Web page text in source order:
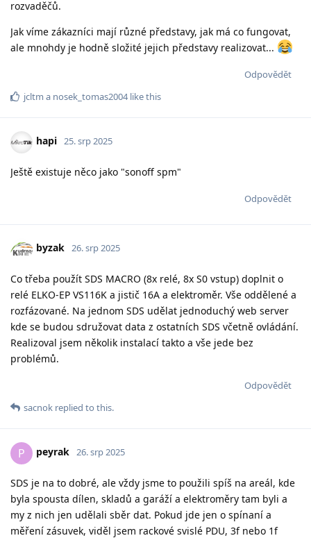
rozvaděčů.
Jak víme zákazníci mají různé představy, jak má co fungovat,
ale mnohdy je hodně složité jejich představy realizovat...
Odpovědět
jcltm a nosek_tomas2004like this
hapi 25. srp 2025
Ještě existuje něco jako "sonoff spm"
Odpovědět
byzak 26. srp 2025
Co třeba použít SDS MACRO (8x relé, 8x S0 vstup) doplnit o
relé ELKO-EP VS116K a jistič 16A a elektroměr. Vše oddělené a
rozfázované. Na jednom SDS udělat jednoduchý web server
kde se budou sdružovat data z ostatních SDS včetně ovládání.
Realizoval jsem několik instalací takto a vše jede bez
problémů.
Odpovědět
sacnok replied to this.
P peyrak 26. srp 2025
SDS je na to dobré, ale vždy jsme to použili spíš na areál, kde
byla spousta dílen, skladů a garáží a elektroměry tam byli a
my z nich jen udělali sběr dat. Pokud jde jen o spínaní a
měření zásuvek, viděl jsem rackové svislé PDU, 3f nebo 1f